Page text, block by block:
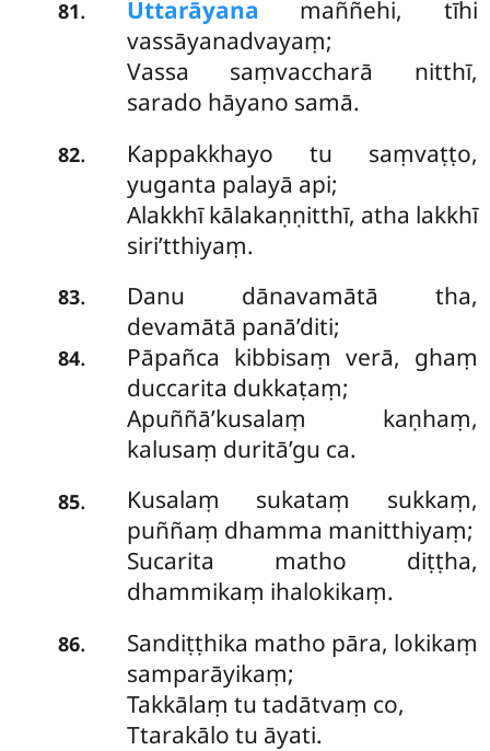
81. Uttarāyana maññehi, tīhi
vassāyanadvayaṃ;
Vassa saṃvaccharā nitthī,
sarado hāyano samā.
82.
Kappakkhayo tu saṃvaṭṭo,
yuganta palayā api;
Alakkhī kālakaṇṇitthī, atha lakkhī
siri’tthiyaṃ.
83.
Danu dānavamātā tha,
devamātā panā’diti;
84.
Pāpañca kibbisaṃ verā, ghaṃ
duccarita dukkaṭaṃ;
Apuññā’kusalaṃ kaṇhaṃ,
kalusaṃ duritā’gu ca.
85. Kusalaṃ sukataṃ sukkaṃ,
puññaṃ dhamma manitthiyaṃ;
Sucarita matho diṭṭha,
dhammikaṃ ihalokikaṃ.
86.
Sandiṭṭhika matho pāra, lokikaṃ
samparāyikaṃ;
Takkālaṃ tu tadātvaṃ co,
Ttarakālo tu āyati.